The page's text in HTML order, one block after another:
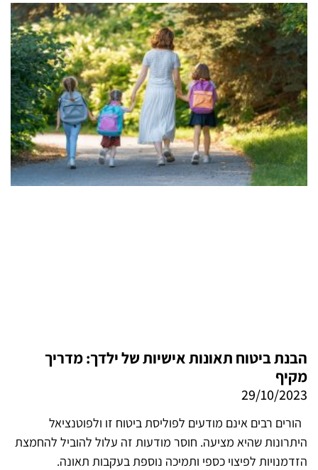
הבנת ביטוח תאונות אישיות של ילדך: מדריך
מקיף
29/10/2023
הורים רבים אינם מודעים לפוליסת ביטוח זו ולפוטנציאל
היתרונות שהיא מציעה. חוסר מודעות זה עלול להוביל להחמצת
הזדמנויות לפיצוי כספי ותמיכה נוספת בעקבות תאונה.